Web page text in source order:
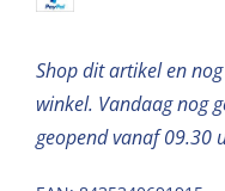
aantal
Shop dit artikel en
winkel. Vandaag nog
geopend vanaf 09.30